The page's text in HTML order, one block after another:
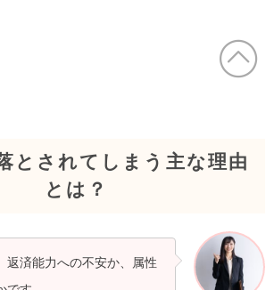
とされてしまう主な理由
とは？
返済能力への不安か、属性